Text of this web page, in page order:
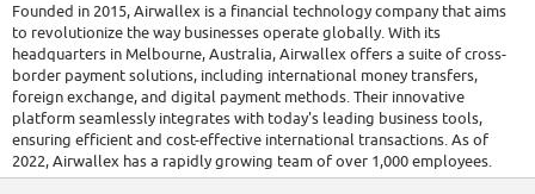
Founded in 2015, Airwallex is a financial technology company that aims
to revolutionize the way businesses operate globally. With its
headquarters in Melbourne, Australia, Airwallex offers a suite of cross-
border payment solutions, including international money transfers,
foreign exchange, and digital payment methods. Their innovative
platform seamlessly integrates with today's leading business tools,
ensuring efficient and cost-effective international transactions. As of
2022, Airwallex has a rapidly growing team of over 1,000 employees.